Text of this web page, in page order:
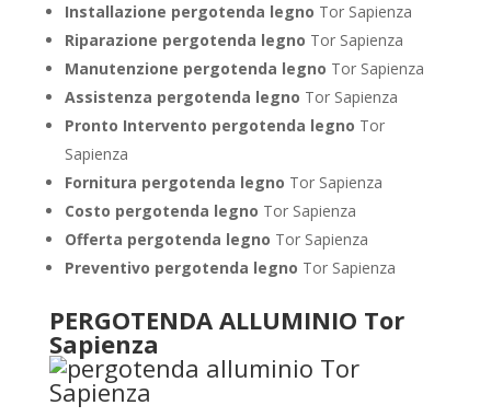
Installazione pergotenda legno Tor Sapienza
Riparazione pergotenda legno Tor Sapienza
Manutenzione pergotenda legno Tor Sapienza
Assistenza pergotenda legno Tor Sapienza
Pronto Intervento pergotenda legno Tor
Sapienza
Fornitura pergotenda legno Tor Sapienza
Costo pergotenda legno Tor Sapienza
Offerta pergotenda legno Tor Sapienza
Preventivo pergotenda legno Tor Sapienza
PERGOTENDA ALLUMINIO Tor
Sapienza